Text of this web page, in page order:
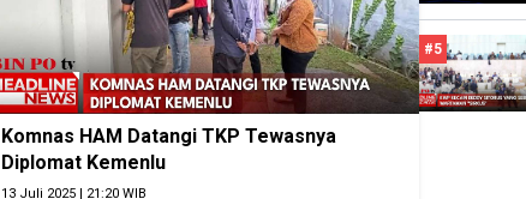
Komnas HAM Datangi TKP Tewasnya
Diplomat Kemenlu
13 Juli 2025 | 21:20 WIB
#5